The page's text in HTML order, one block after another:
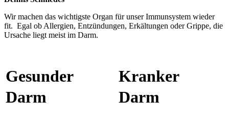
Wir machen das wichtigste Organ für unser Immunsystem wieder
fit. Egal ob Allergien, Entzündungen, Erkältungen oder Grippe, die
Ursache liegt meist im Darm.
Gesunder
Darm
Kranker
Darm